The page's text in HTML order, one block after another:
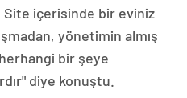
içerisinde bir eviniz
yönetimin almış
bir şeye
diye konuştu.